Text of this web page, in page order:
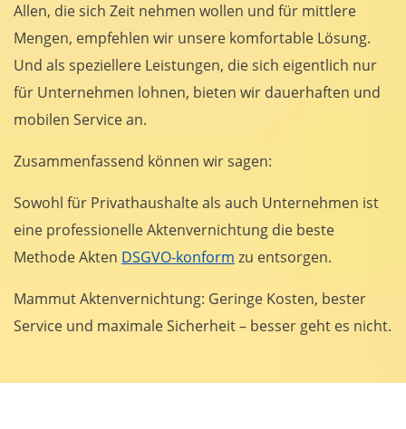
Allen, die sich Zeit nehmen wollen und für mittlere
Mengen, empfehlen wir unsere komfortable Lösung.
Und als speziellere Leistungen, die sich eigentlich nur
für Unternehmen lohnen, bieten wir dauerhaften und
mobilen Service an.
Zusammenfassend können wir sagen:
Sowohl für Privathaushalte als auch Unternehmen ist
eine professionelle Aktenvernichtung die beste
Methode Akten DSGVO-konform zu entsorgen.
Mammut Aktenvernichtung: Geringe Kosten, bester
Service und maximale Sicherheit – besser geht es nicht.